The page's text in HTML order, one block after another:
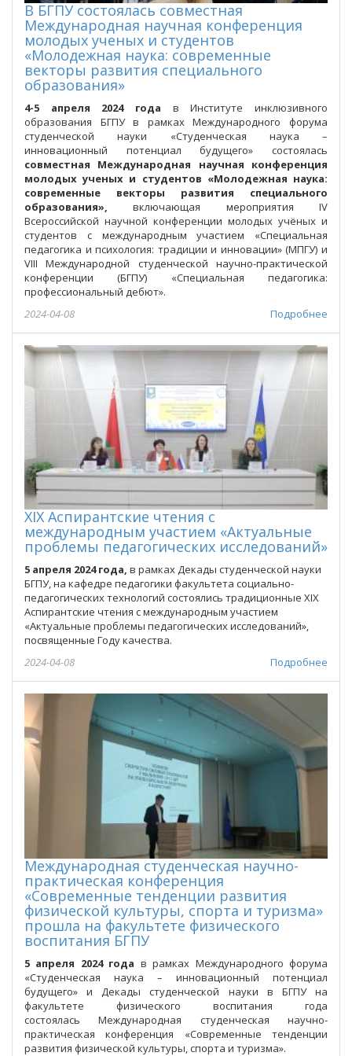
В БГПУ состоялась совместная
Международная научная конференция
молодых ученых и студентов
«Молодежная наука: современные
векторы развития специального
образования»
4-5 апреля 2024 года в Институте инклюзивного
образования БГПУ в рамках Международного форума
студенческой науки «Студенческая наука –
инновационный потенциал будущего» состоялась
совместная Международная научная конференция
молодых ученых и студентов «Молодежная наука:
современные векторы развития специального
образования», включающая мероприятия IV
Всероссийской научной конференции молодых учёных и
студентов с международным участием «Специальная
педагогика и психология: традиции и инновации» (МПГУ) и
VIII Международной студенческой научно-практической
конференции (БГПУ) «Специальная педагогика:
профессиональный дебют».
Подробнее
2024-04-08
ХIХ Аспирантские чтения с
международным участием «Актуальные
проблемы педагогических исследований»
5 апреля 2024 года, в рамках Декады студенческой науки
БГПУ, на кафедре педагогики факультета социально-
педагогических технологий состоялись традиционные ХIХ
Аспирантские чтения с международным участием
«Актуальные проблемы педагогических исследований»,
посвященные Году качества.
Подробнее
2024-04-08
Международная студенческая научно-
практическая конференция
«Современные тенденции развития
физической культуры, спорта и туризма»
прошла на факультете физического
воспитания БГПУ
5 апреля 2024 года в рамках Международного форума
«Студенческая наука – инновационный потенциал
будущего» и Декады студенческой науки в БГПУ на
факультете физического воспитания года
состоялась Международная студенческая научно-
практическая конференция «Современные тенденции
развития физической культуры, спорта и туризма».